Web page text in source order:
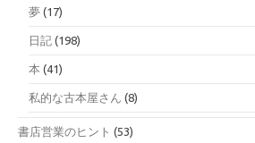
夢 (17)
日記 (198)
本 (41)
私的な古本屋さん (8)
書店営業のヒント (53)